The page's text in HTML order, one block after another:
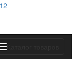
Показать
меню